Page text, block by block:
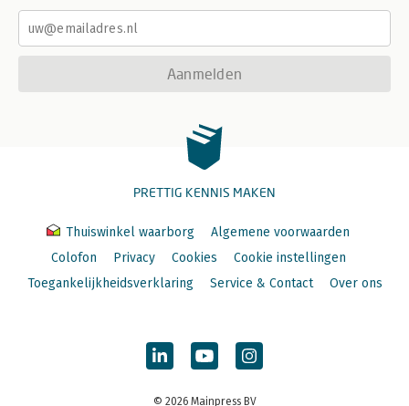
Aanmelden
PRETTIG KENNIS MAKEN
Thuiswinkel waarborg
Algemene voorwaarden
Colofon
Privacy Cookies
Cookie instellingen
Toegankelijkheidsverklaring
Service & Contact Over ons
© 2026 Mainpress BV